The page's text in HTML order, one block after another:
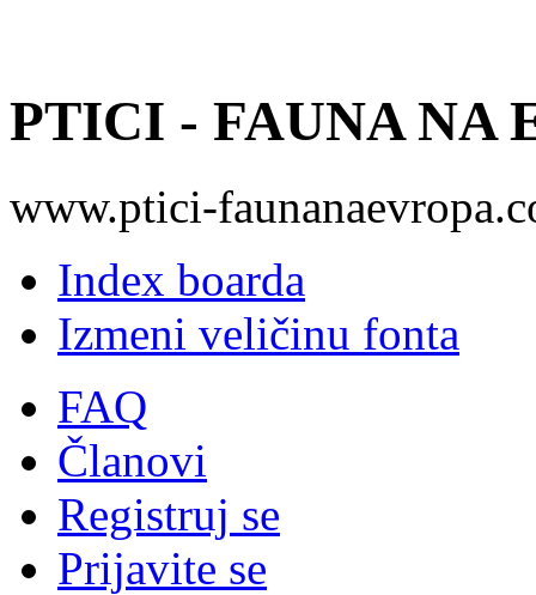
PTICI - FAUNA NA
www.ptici-
Index boarda
Izmeni veličinu fonta
FAQ
Članovi
Registruj se
Prijavite se